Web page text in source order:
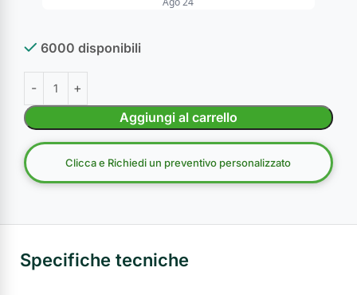
6000 disponibili
Aggiungi al carrello
Clicca e Richiedi un preventivo personalizzato
Specifiche tecniche